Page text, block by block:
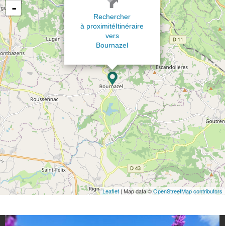
Rechercher
à proximitéItinéraire
vers
Bournazel
-
Leaflet | Map data ©OpenStreetMap contributors